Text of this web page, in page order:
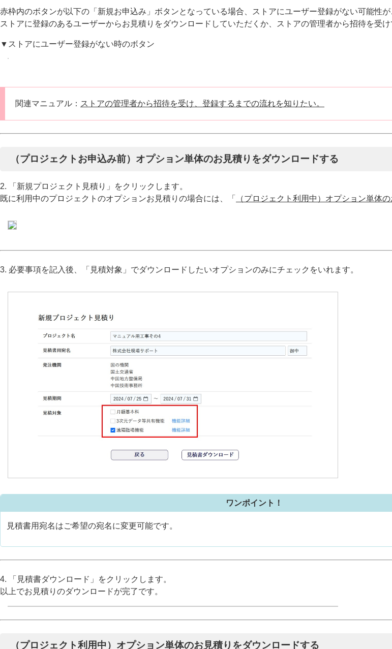
赤枠内のボタンが以下の「新規お申込み」ボタンとなっている場合、ストアにユーザー登録がない可能性が
ストアに登録のあるユーザーからお見積りをダウンロードしていただくか、ストアの管理者から招待を受け
▼ストアにユーザー登録がない時のボタン
関連マニュアル： ストアの管理者から招待を受け、登録するまでの流れを知りたい。
（プロジェクトお申込み前）オプション単体のお見積りをダウンロードする
2. 「新規プロジェクト見積り」をクリックします。
既に利用中のプロジェクトのオプションお見積りの場合には、「
（プロジェクト利用中）オプション単体
3. 必要事項を記入後、「見積対象」でダウンロードしたいオプションのみにチェックをいれます。
ワンポイント！
見積書用宛名はご希望の宛名に変更可能です。
4. 「見積書ダウンロード」をクリックします。
以上でお見積りのダウンロードが完了です。
（プロジェクト利用中）オプション単体のお見積りをダウンロードする